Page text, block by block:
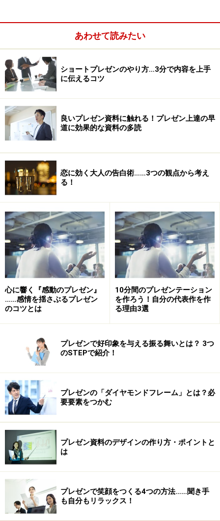
話し方のスキルを高める目的……聞き手にに
デリバリースキルを高めることは重要。そこには2つの目的
があるのです
デリバリースキルを高めるとは、どうなることを言うの
でしょうか？ ここには実は2つの意味合いがありま
す。
1.格好良く話せるようになる
どうせプレゼンテーションをするならば、格好良くそれ
ができたほうがよいと、誰もが思うでしょう。デリバリ
ただし重要なのは、人それぞれ格好良い話し方のイメー
ジは違うということ。知的で切れ味鋭いプレゼンを格好
良いと感じる人もいれば、情熱的でパワーのあるプレゼ
ンこそがカ格好良いと思う人もいるでしょう。
だから、まずは自分にとっての格好良い像を明確にする
必要があります。このテーマについては、「好印象を与
える振る舞い 」で詳しく書きましたので、そちらをご覧
ください。
2.聞きやすく伝わりやすくなる
デリバリースキルを高めると、聞き手にとっても話が伝
あわせて読みたい
ショートプレゼンのやり方…3分で内容を上手
に伝えるコツ
良いプレゼン資料に触れる！プレゼン上達の早
道に効果的な資料の多読
恋に効く大人の告白術……3つの観点から考え
る！
心に響く『感動のプレゼン』
……感情を揺さぶるプレゼン
のコツとは
10分間のプレゼンテーション
を作ろう！自分の代表作を作
る理由3選
プレゼンで好印象を与える振る舞いとは？ 3つ
のSTEPで紹介！
プレゼンの「ダイヤモンドフレーム」とは？必
要要素をつかむ
プレゼン資料のデザインの作り方・ポイントと
は
プレゼンで笑顔をつくる4つの方法……聞き手
も自分もリラックス！